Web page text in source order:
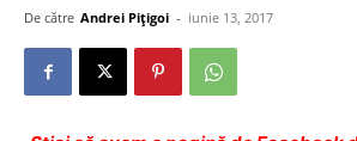
De către Andrei Pițigoi - iunie 13, 2017